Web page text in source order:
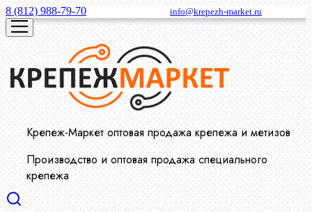
8 (812) 988-79-70 info@krepezh-market.ru
Крепеж-Маркет оптовая продажа крепежа и метизов
Производство и оптовая продажа специального
крепежа